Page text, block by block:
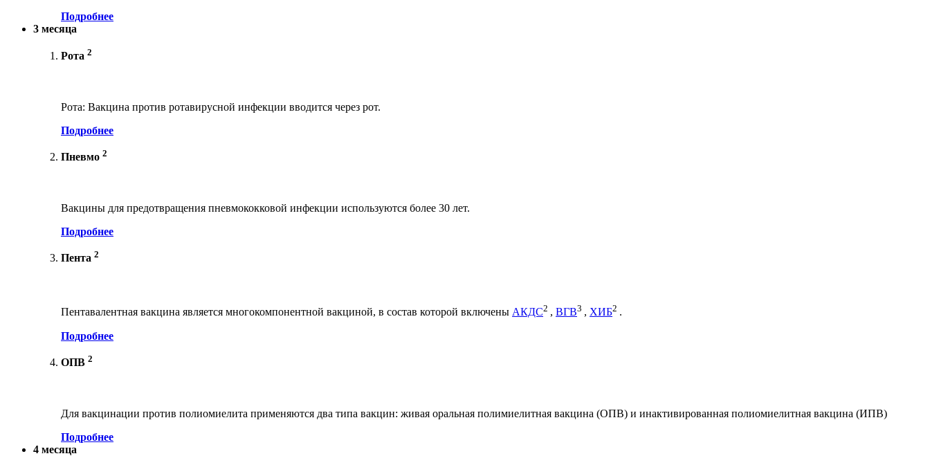
Подробнее
3 месяца
Рота 2
Рота: Вакцина против ротавирусной инфекции вводится через рот.
Подробнее
Пневмо 2
Вакцины для предотвращения пневмококковой инфекции используются более 30 лет.
Подробнее
Пента 2
Пентавалентная вакцина является многокомпонентной вакциной, в состав которой включены АКДС2 , ВГВ3 , ХИБ2 .
Подробнее
ОПВ 2
Для вакцинации против полиомиелита применяются два типа вакцин: живая оральная полимиелитная вакцина (ОПВ) и инактивированная полиомиелитная вакцина (ИПВ)
Подробнее
4 месяца